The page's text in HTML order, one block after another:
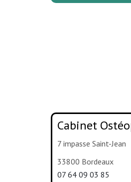
Cabinet
7 impasse Saint-Jean
33800 Bordeaux
07 64 09 03 85